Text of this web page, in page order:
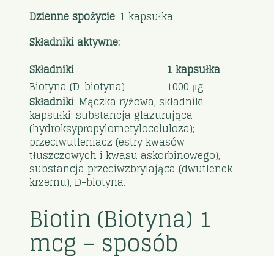
Dzienne spożycie: 1 kapsułka
Składniki aktywne:
Składniki
1 kapsułka
Biotyna (D-biotyna)
1000 μg
Składniki: Mączka ryżowa, składniki
kapsułki: substancja glazurująca
(hydroksypropylometyloceluloza);
przeciwutleniacz (estry kwasów
tłuszczowych i kwasu askorbinowego),
substancja przeciwzbrylająca (dwutlenek
krzemu), D-biotyna.
Biotin (Biotyna) 1
mcg – sposób